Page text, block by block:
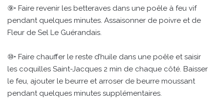
⑨• Faire revenir les betteraves dans une poêle à feu vif
pendant quelques minutes. Assaisonner de poivre et de
Fleur de Sel Le Guérandais.
⑩• Faire chauffer le reste d’huile dans une poêle et saisir
les coquilles Saint-Jacques 2 min de chaque côté. Baisser
le feu, ajouter le beurre et arroser de beurre moussant
pendant quelques minutes supplémentaires.